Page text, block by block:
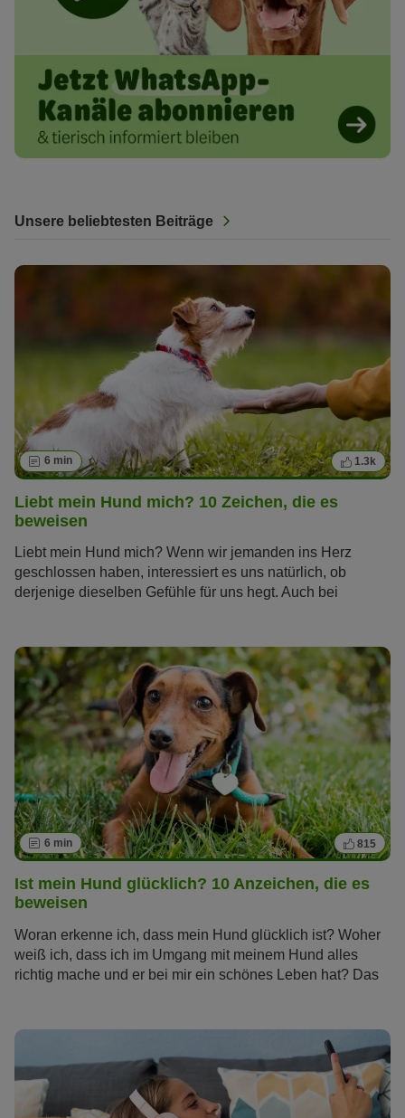
Unsere beliebtesten Beiträge
6 min 1.3k
Liebt mein Hund mich? 10 Zeichen, die es
beweisen
Liebt mein Hund mich? Wenn wir jemanden ins Herz
geschlossen haben, interessiert es uns natürlich, ob
derjenige dieselben Gefühle für uns hegt. Auch bei
Welche das sind, erfahren Sie im Artikel.
6 min 815
Ist mein Hund glücklich? 10 Anzeichen, die es
beweisen
Woran erkenne ich, dass mein Hund glücklich ist? Woher
weiß ich, dass ich im Umgang mit meinem Hund alles
richtig mache und er bei mir ein schönes Leben hat? Das
ist.